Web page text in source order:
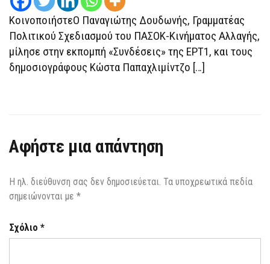
ΚοινοποιήστεO Παναγιώτης Δουδωνής, Γραμματέας
Πολιτικού Σχεδιασμού του ΠΑΣΟΚ-Κινήματος Αλλαγής,
μίλησε στην εκπομπή «Συνδέσεις» της ΕΡΤ1, και τους
δημοσιογράφους Κώστα Παπαχλιμίντζο […]
Αφήστε μια απάντηση
Η ηλ. διεύθυνση σας δεν δημοσιεύεται. Τα υποχρεωτικά πεδία
σημειώνονται με *
Σχόλιο *